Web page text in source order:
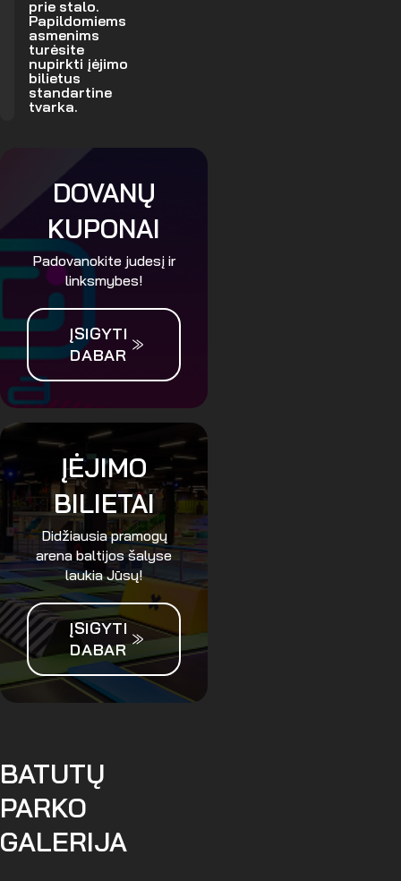
prie stalo.
Papildomiems
asmenims
turėsite
nupirkti įėjimo
bilietus
standartine
tvarka.
DOVANŲ
KUPONAI
Padovanokite judesį ir
linksmybes!
ĮSIGYTI
DABAR
ĮĖJIMO
BILIETAI
Didžiausia pramogų
arena baltijos šalyse
laukia Jūsų!
ĮSIGYTI
DABAR
BATUTŲ
PARKO
GALERIJA